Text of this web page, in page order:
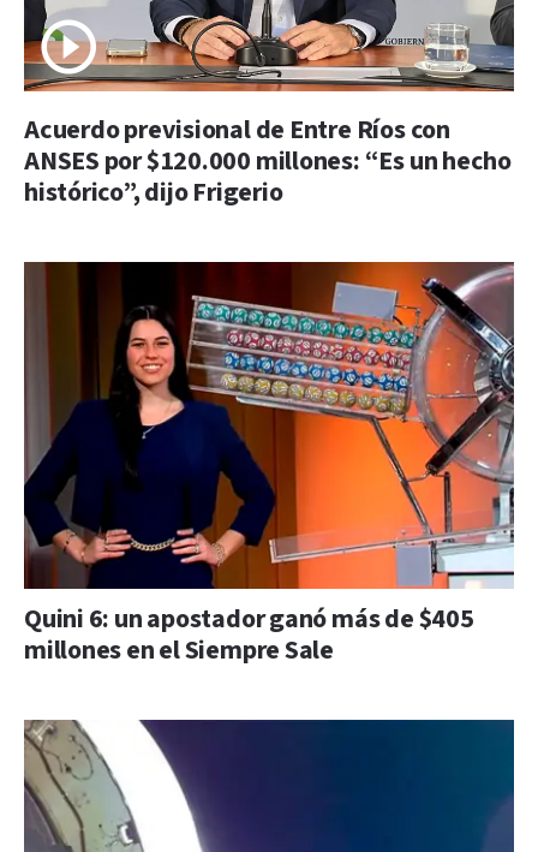
Acuerdo previsional de Entre Ríos con
ANSES por $120.000 millones: “Es un hecho
histórico”, dijo Frigerio
Quini 6: un apostador ganó más de $405
millones en el Siempre Sale